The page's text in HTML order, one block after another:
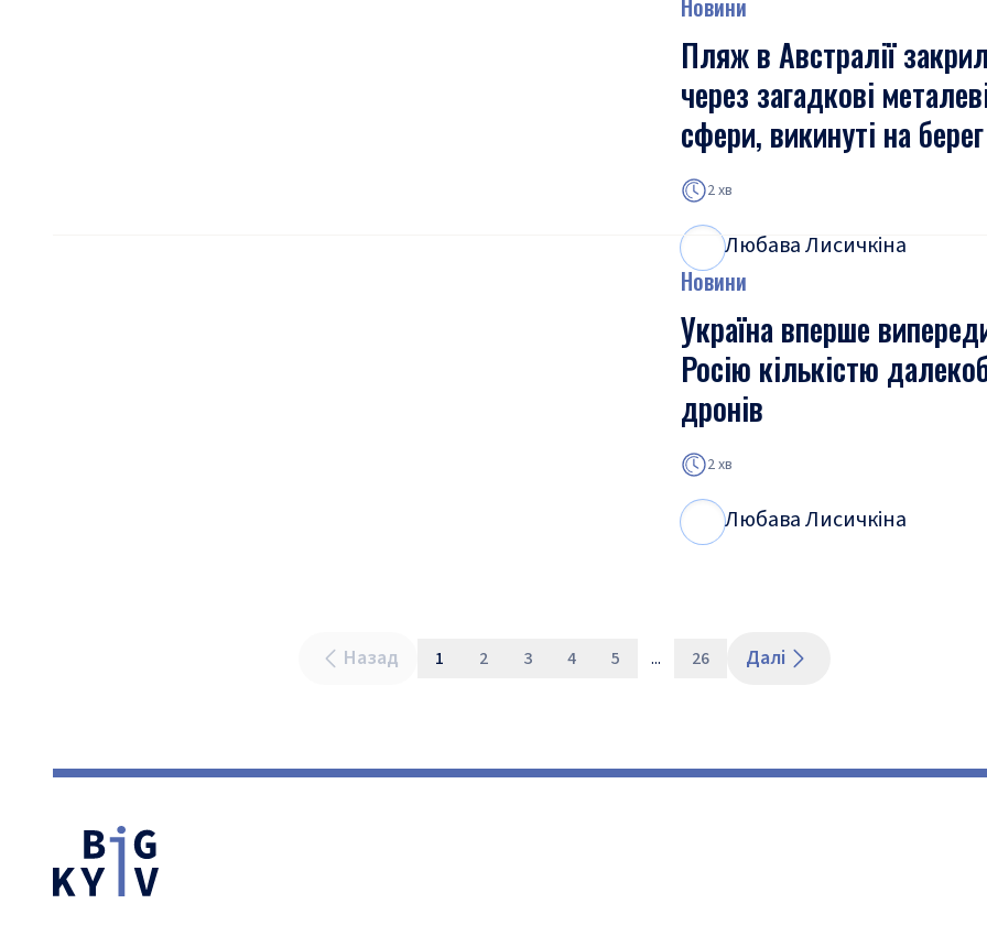
Новини
Пляж в Австралії
через загадкові
сфери, викинуті на берег
2 хв
Любава Лисичкіна
Новини
Україна вперше
Росію кількістю
дронів
2 хв
Любава Лисичкіна
Назад 1 2 3 4 5 ... 26 Далі